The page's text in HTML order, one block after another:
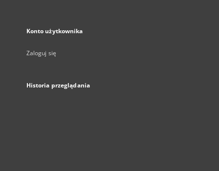
Konto użytkownika
Zaloguj się
Historia przeglądania